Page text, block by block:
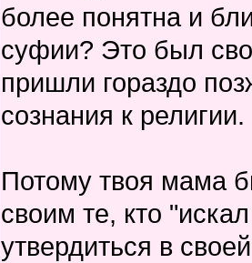
более понятна и
суфии? Это был
пришли гораздо
сознания к религии.
Потому твоя мама
своим те, кто
утвердиться в